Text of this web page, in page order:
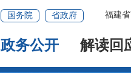
福建
国务院 省政府
政务公开 解读回